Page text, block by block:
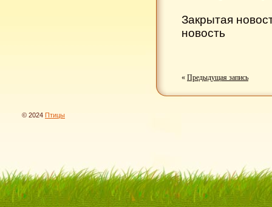
Закрытая
новость
« Предыдущая запись
© 2024 Птицы